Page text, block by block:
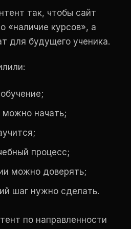
так, чтобы сайт
«наличие курсов», а
для будущего ученика.
можно начать;
процесс;
можно доверять;
шаг нужно сделать.
по направленности